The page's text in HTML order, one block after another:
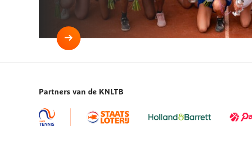
Lees
voor
Verbeet,
Mila
Partners van de KNLTB